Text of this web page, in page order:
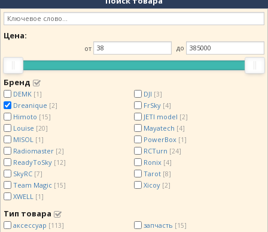
Цена:
от до
Бренд
DEMK [1] DJI [3]
Dreanique [2] FrSky [4]
Himoto [15] JETI model [2]
Louise [20] Mayatech [4]
MISOL [1] PowerBox [1]
Radiomaster [2] RCTurn [24]
ReadyToSky [12] Ronix [4]
SkyRC [7] Tarot [8]
Team Magic [15] Xicoy [2]
XWELL [1]
Тип товара
аксессуар [113] запчасть [15]